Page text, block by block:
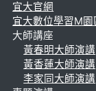
宜大官網
宜大數位學習M園
大師講座
黃春明大師演講
黃香蓮大師演講
李家同大師演講